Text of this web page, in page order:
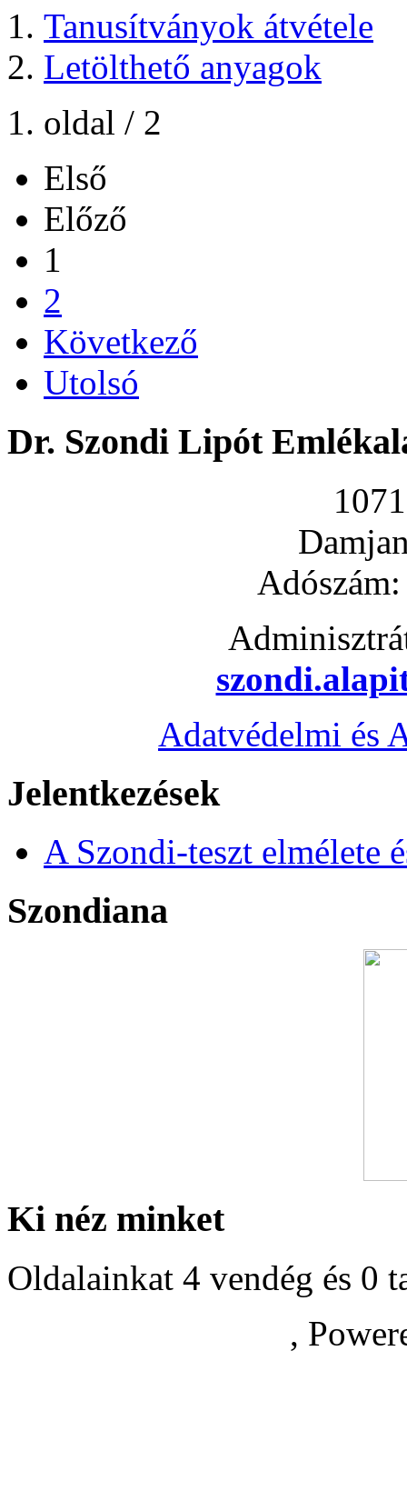
Tanusítványok átvétele
Letölthető anyagok
1. oldal / 2
Első
Előző
1
2
Következő
Utolsó
Dr. Szondi Lipót
Adatvédelmi és
Jelentkezések
A Szondi-teszt elmélete
Szondiana
Ki néz minket
Oldalainkat 4 vendég és 0
,